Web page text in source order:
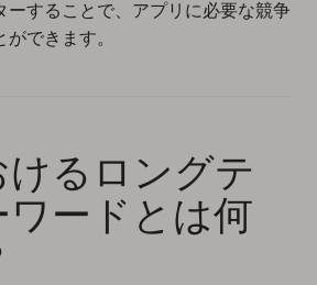
ーすることで、アプリに必要な競争
できます。
けるロングテ
ードとは何